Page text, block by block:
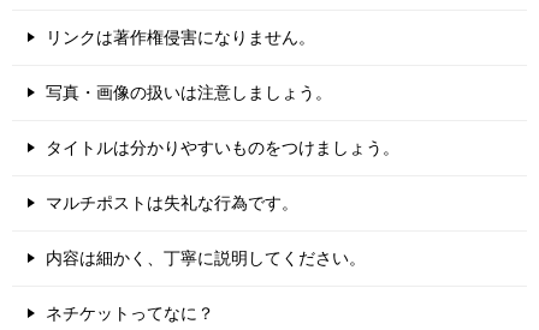
リンクは著作権侵害になりません。
写真・画像の扱いは注意しましょう。
タイトルは分かりやすいものをつけましょう。
マルチポストは失礼な行為です。
内容は細かく、丁寧に説明してください。
ネチケットってなに？